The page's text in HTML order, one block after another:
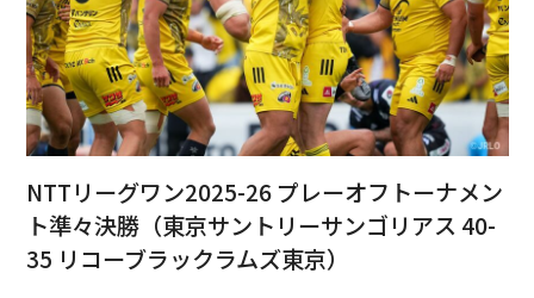
NTTリーグワン2025-26 プレーオフトーナメン
ト準々決勝（東京サントリーサンゴリアス 40-
35 リコーブラックラムズ東京）